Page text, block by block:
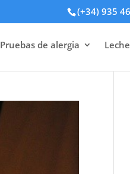
(+34) 935
Pruebas de alergia